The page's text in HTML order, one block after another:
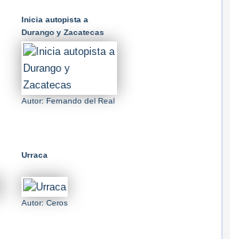
Inicia autopista a
Durango y Zacatecas
Autor: Fernando del Real
Urraca
Autor: Ceros